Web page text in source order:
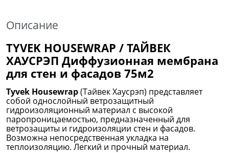
Описание
TYVEK HOUSEWRAP / ТАЙВЕК
ХАУСРЭП Диффузионная мембрана
для стен и фасадов 75м2
Tyvek Housewrap(Тайвек Хаусрэп) представляет
собой однослойный ветрозащитный
гидроизоляционный материал с высокой
паропроницаемостью, предназначенный для
ветрозащиты и гидроизоляции стен и фасадов.
Возможна непосредственная укладка на
теплоизоляцию. Легкий и прочный материал.